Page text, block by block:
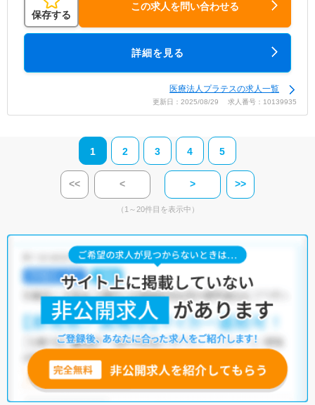
保存する
この求人を問い合わせる
詳細を見る
医療法人プラテスの求人一覧
更新日：2025/08/29 求人番号：10139935
1 2 3 4 5
<< < > >>
（1～20件目を表示中）